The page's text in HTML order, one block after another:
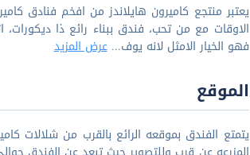
الاوقات مع من تحب، فندق ببناء رائع ذا ديكورات،
فهو الخيار الامثل لانه يوف...عرض المزيد
الموقع